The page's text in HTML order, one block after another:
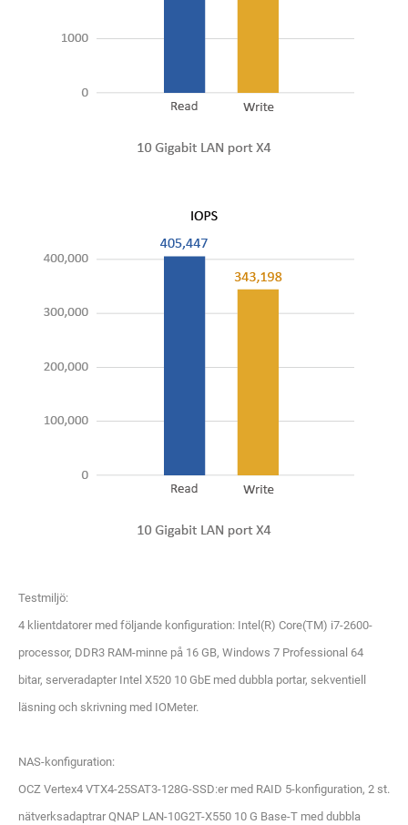
Testmiljö:
4 klientdatorer med följande konfiguration: Intel(R) Core(TM) i7-2600-
processor, DDR3 RAM-minne på 16 GB, Windows 7 Professional 64
bitar, serveradapter Intel X520 10 GbE med dubbla portar, sekventiell
läsning och skrivning med IOMeter.
NAS-konfiguration:
OCZ Vertex4 VTX4-25SAT3-128G-SSD:er med RAID 5-konfiguration, 2 st.
nätverksadaptrar QNAP LAN-10G2T-X550 10 G Base-T med dubbla